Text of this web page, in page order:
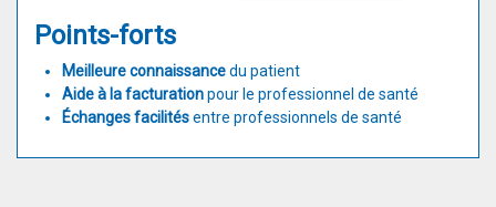
Points-forts
Meilleure connaissancedu patient
Aide à la facturationpour le professionnel de santé
Échanges facilitésentre professionnels de santé